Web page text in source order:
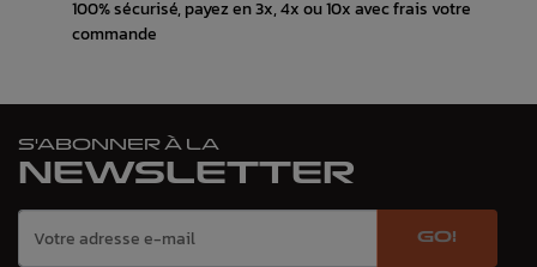
100% sécurisé, payez en 3x, 4x ou 10x avec frais votre
commande
S'ABONNER À LA
NEWSLETTER
GO!